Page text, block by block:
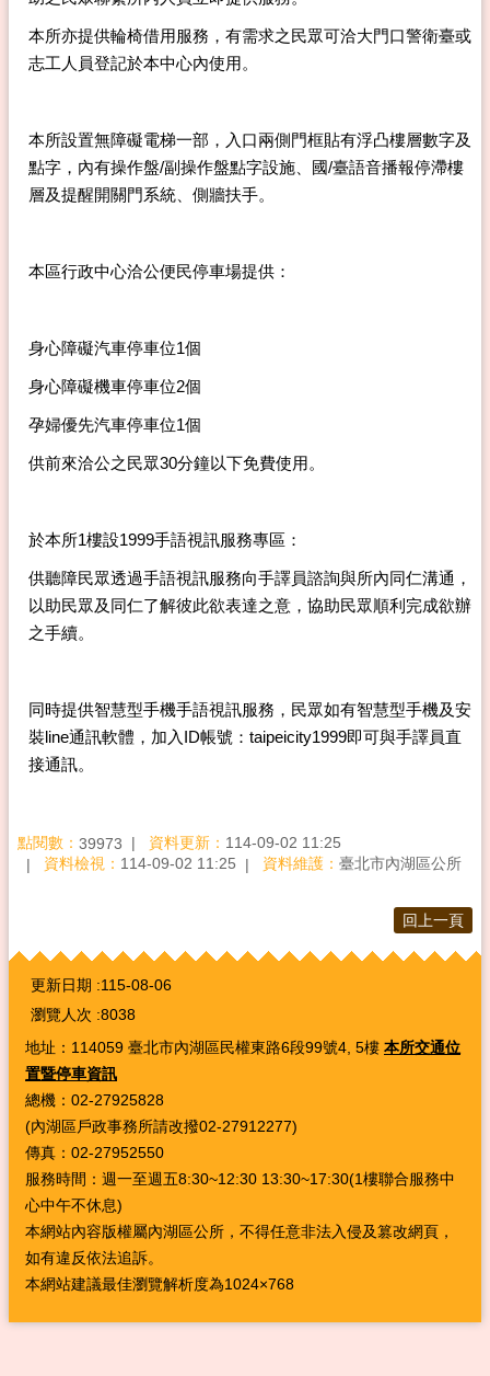
本所亦提供輪椅借用服務，有需求之民眾可洽大門口警衛臺或
志工人員登記於本中心內使用。
本所設置無障礙電梯一部，入口兩側門框貼有浮凸樓層數字及
點字，內有操作盤/副操作盤點字設施、國/臺語音播報停滯樓
層及提醒開關門系統、側牆扶手。
本區行政中心洽公便民停車場提供：
身心障礙汽車停車位1個
身心障礙機車停車位2個
孕婦優先汽車停車位1個
供前來洽公之民眾30分鐘以下免費使用。
於本所1樓設1999手語視訊服務專區：
供聽障民眾透過手語視訊服務向手譯員諮詢與所內同仁溝通，
以助民眾及同仁了解彼此欲表達之意，協助民眾順利完成欲辦
之手續。
同時提供智慧型手機手語視訊服務，民眾如有智慧型手機及安
裝line通訊軟體，加入ID帳號：taipeicity1999即可與手譯員直
接通訊。
點閱數： 39973 資料更新： 114-09-02 11:25
資料檢視： 114-09-02 11:25 資料維護： 臺北市內湖區公所
回上一頁
:::
更新日期
115-08-06
瀏覽人次 8038
地址：114059 臺北市內湖區民權東路6段99號4, 5樓 本所交通位
置暨停車資訊
總機：02-27925828
(內湖區戶政事務所請改撥02-27912277)
傳真：02-27952550
服務時間：週一至週五8:30~12:30 13:30~17:30(1樓聯合服務中
心中午不休息)
本網站內容版權屬內湖區公所，不得任意非法入侵及篡改網頁，
如有違反依法追訴。
本網站建議最佳瀏覽解析度為1024×768